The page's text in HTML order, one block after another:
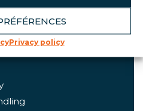
Privacy policy